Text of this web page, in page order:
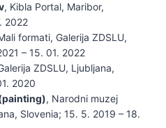
, Kibla Portal, Maribor,
2022
formati, Galerija ZDSLU,
– 15. 01. 2022
ZDSLU, Ljubljana,
2020
, Narodni muzej
Slovenia; 15. 5. 2019 – 18.